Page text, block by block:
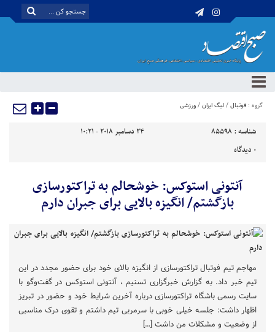
گروه : فوتبال/لیگ ایران/ورزشی
شناسه : 85598
24 دسامبر 2018 - 10:21
0 دیدگاه
آنتونی استوکس: خوشحالم به تراکتورسازی
بازگشتم/ انگیزه بالایی برای جبران دارم
مهاجم تیم فوتبال تراکتورسازی از انگیزه بالای‌ خود برای حضور مجدد در این
تیم خبر داد. به گزارش خبرگزاری تسنیم ،‌ آنتونی استوکس در گفت‌وگو با
سایت رسمی باشگاه تراکتورسازی درباره آخرین شرایط خود و حضور در تبریز
اظهار داشت: جلسه خیلی خوبی با سرمربی تیم داشتم و تقوی درک مناسبی
از وضعیت و مشکلات من داشت […]